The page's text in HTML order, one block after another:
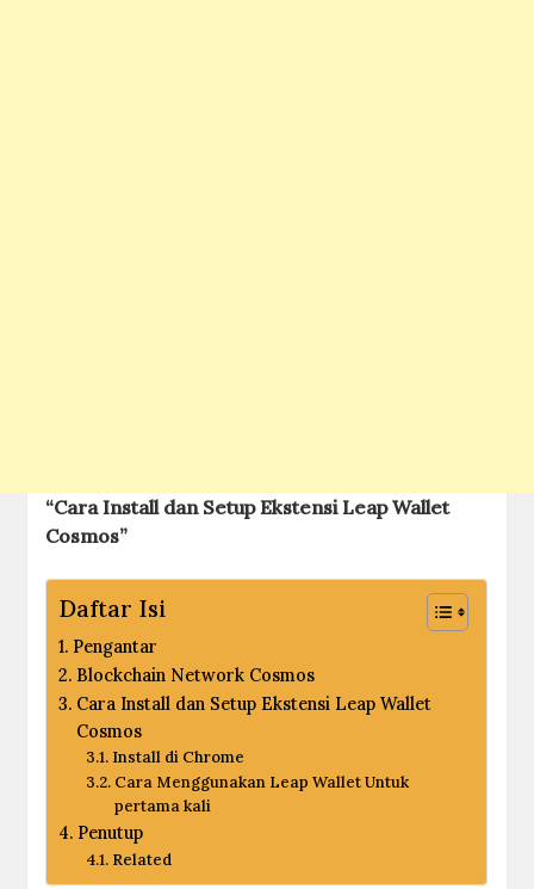
“Cara Install dan Setup Ekstensi Leap Wallet
Cosmos”
Daftar Isi
Pengantar
Blockchain Network Cosmos
Cara Install dan Setup Ekstensi Leap Wallet
Cosmos
Install di Chrome
Cara Menggunakan Leap Wallet Untuk
pertama kali
Penutup
Related